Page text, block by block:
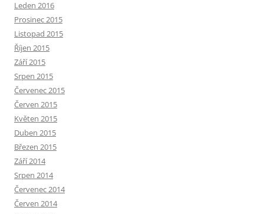
Leden 2016
Prosinec 2015
Listopad 2015
Říjen 2015
Září 2015
Srpen 2015
Červenec 2015
Červen 2015
Květen 2015
Duben 2015
Březen 2015
Září 2014
Srpen 2014
Červenec 2014
Červen 2014